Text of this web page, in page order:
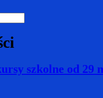
szkolne od 29